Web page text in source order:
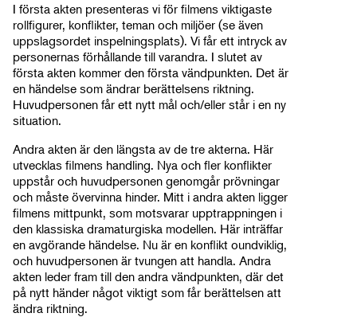
I första akten presenteras vi för filmens viktigaste
rollfigurer, konflikter, teman och miljöer (se även
uppslagsordet inspelningsplats). Vi får ett intryck av
personernas förhållande till varandra. I slutet av
första akten kommer den första vändpunkten. Det är
en händelse som ändrar berättelsens riktning.
Huvudpersonen får ett nytt mål och/eller står i en ny
situation.
Andra akten är den längsta av de tre akterna. Här
utvecklas filmens handling. Nya och fler konflikter
uppstår och huvudpersonen genomgår prövningar
och måste övervinna hinder. Mitt i andra akten ligger
filmens mittpunkt, som motsvarar upptrappningen i
den klassiska dramaturgiska modellen. Här inträffar
en avgörande händelse. Nu är en konflikt oundviklig,
och huvudpersonen är tvungen att handla. Andra
akten leder fram till den andra vändpunkten, där det
på nytt händer något viktigt som får berättelsen att
ändra riktning.